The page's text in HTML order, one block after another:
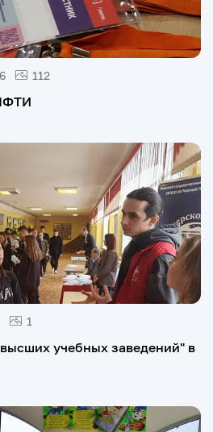
112
1
учебных заведений" в